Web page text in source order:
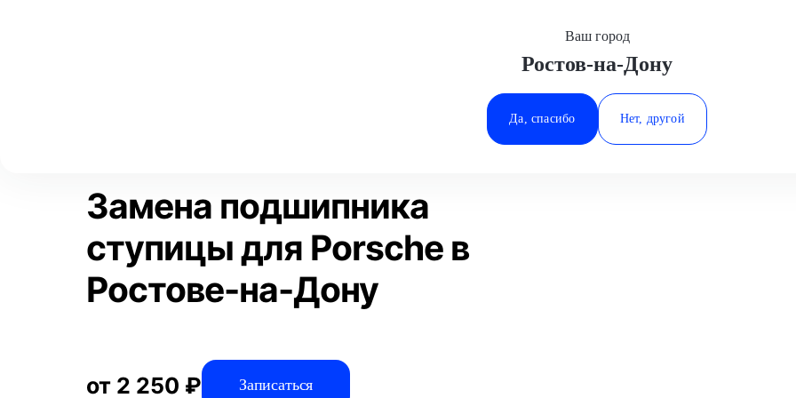
Минеральные Воды
Ростов-на-Дону
Ставрополь
Ваш город
Ростов-на-Дону
Да, спасибо Нет, другой
Замена подшипника ступицы Porsche
Статьи
Замена подшипника
ступицы для Porsche в
Ростове-на-Дону
от 2 250 ₽ Записаться